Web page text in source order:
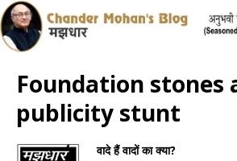
Foundation stones
publicity stunt
वादे हैं वादों का क्या?